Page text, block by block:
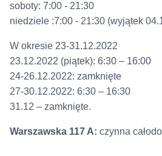
soboty: 7:00 - 21:30
niedziele :7:00 - 21:30 (wyjątek
W okresie 23-31.12.2022
23.12.2022 (piątek): 6:30 – 16:00
24-26.12.2022: zamknięte
27-30.12.2022: 6:30 – 16:30
31.12 – zamknięte.
Warszawska 117 A: czynna